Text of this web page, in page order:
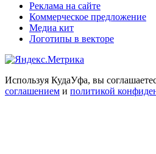
Реклама на сайте
Коммерческое предложение
Медиа кит
Логотипы в векторе
Используя КудаУфа, вы
соглашением и политикой